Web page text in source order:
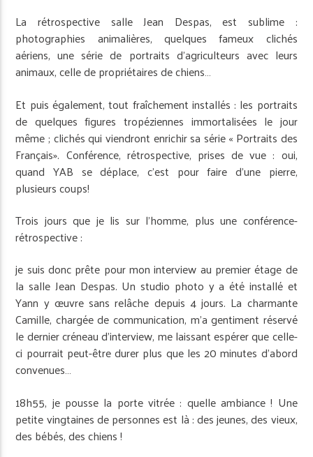
La rétrospective salle Jean Despas, est sublime :
photographies animalières, quelques fameux clichés
aériens, une série de portraits d’agriculteurs avec leurs
animaux, celle de propriétaires de chiens…
Et puis également, tout fraîchement installés : les portraits
de quelques figures tropéziennes immortalisées le jour
même ; clichés qui viendront enrichir sa série « Portraits des
Français». Conférence, rétrospective, prises de vue : oui,
quand YAB se déplace, c’est pour faire d’une pierre,
plusieurs coups!
Trois jours que je lis sur l’homme, plus une conférence-
rétrospective :
je suis donc prête pour mon interview au premier étage de
la salle Jean Despas. Un studio photo y a été installé et
Yann y œuvre sans relâche depuis 4 jours. La charmante
Camille, chargée de communication, m’a gentiment réservé
le dernier créneau d’interview, me laissant espérer que celle-
ci pourrait peut-être durer plus que les 20 minutes d’abord
convenues…
18h55, je pousse la porte vitrée : quelle ambiance ! Une
petite vingtaines de personnes est là : des jeunes, des vieux,
des bébés, des chiens !